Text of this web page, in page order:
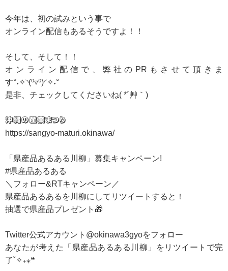
今年は、初の試みという事で
オンライン配信もあるそうですよ！！
そして、そして！！
オンライン配信で、弊社のPRもさせて頂きま
す°˖✧◝(⁰▿⁰)◜✧˖°
是非、チェックしてくださいね( *´艸｀)
沖縄の産業まつり
https://sangyo-maturi.okinawa/
「県産品あるある川柳」募集キャンペーン!
#県産品あるある
＼フォロー&RTキャンペーン／
県産品あるあるを川柳にしてリツイートすると！
抽選で県産品プレゼント🎁
Twitter公式アカウント@okinawa3gyoをフォロー
あなたが考えた「県産品あるある川柳」をリツイートで完
了˚✧₊⁎❝